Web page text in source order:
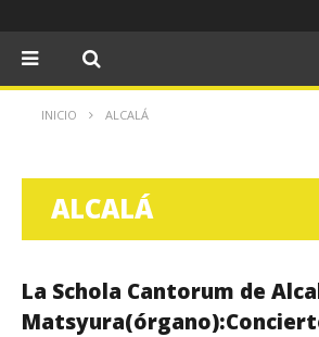
INICIO ALCALÁ
ALCALÁ
La Schola Cantorum de